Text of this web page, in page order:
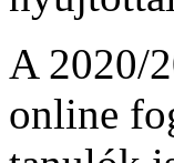
A 2020/
online